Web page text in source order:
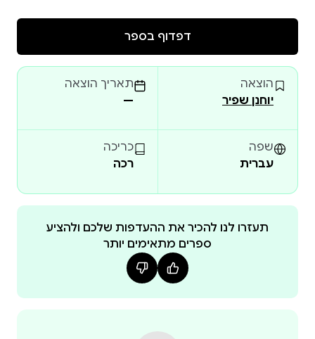
דפדוף בספר
הוצאה
יוחנן שפיר
תאריך הוצאה
—
שפה
עברית
כריכה
רכה
תעזרו לנו להכיר את ההעדפות שלכם ולהציע
ספרים מתאימים יותר